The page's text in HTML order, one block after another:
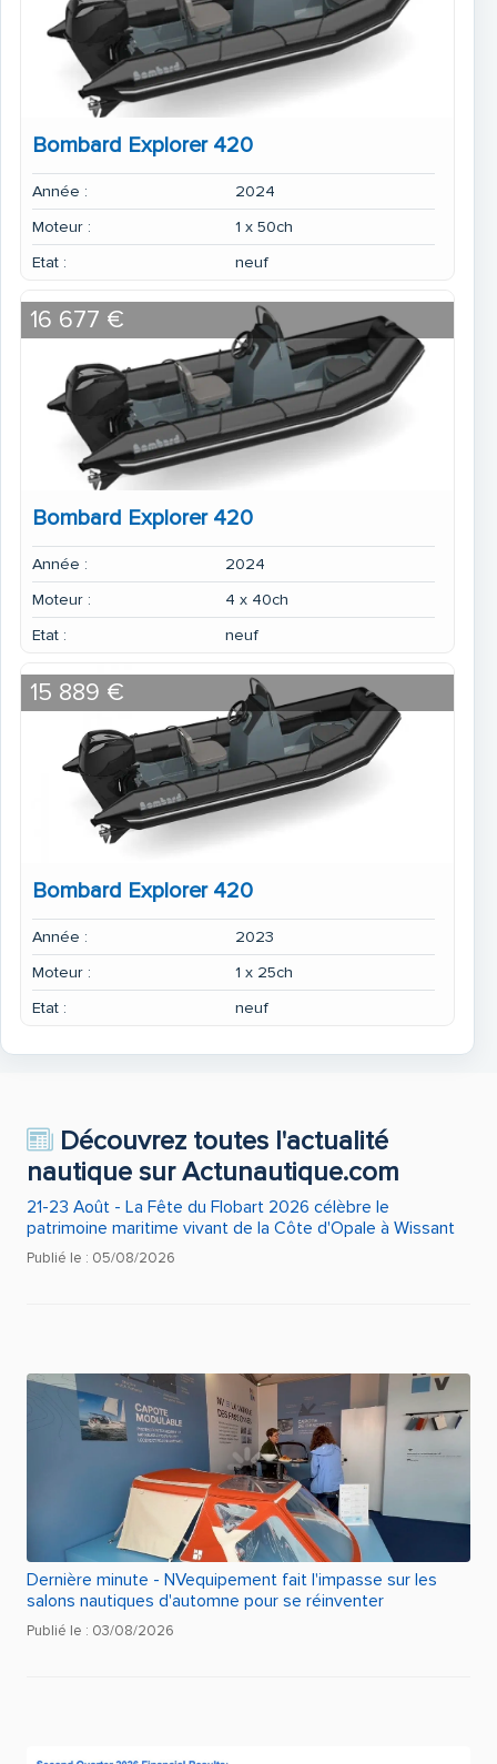
Bombard Explorer 420
Année :
2024
Moteur :
1 x 50ch
Etat :
neuf
Bombard Explorer 420
Année :
2024
Moteur :
4 x 40ch
Etat :
neuf
16 677 €
Bombard Explorer 420
Année :
2023
Moteur :
1 x 25ch
Etat :
neuf
15 889 €
Découvrez toutes l'actualité
nautique sur Actunautique.com
21-23 Août - La Fête du Flobart 2026 célèbre le
patrimoine maritime vivant de la Côte d'Opale à Wissant
Publié le : 05/08/2026
Dernière minute - NVequipement fait l'impasse sur les
salons nautiques d'automne pour se réinventer
Publié le : 03/08/2026